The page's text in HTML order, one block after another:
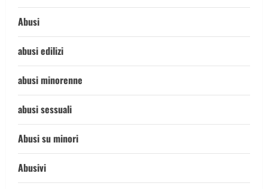
Abusi
abusi edilizi
abusi minorenne
abusi sessuali
Abusi su minori
Abusivi